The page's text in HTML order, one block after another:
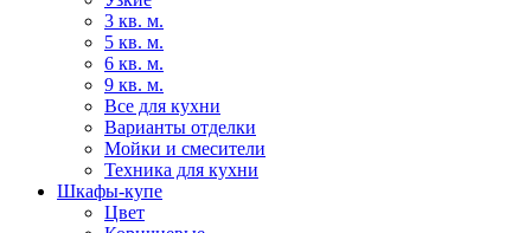
3 кв. м.
5 кв. м.
6 кв. м.
9 кв. м.
Все для кухни
Варианты отделки
Мойки и смесители
Техника для кухни
Шкафы-купе
Цвет